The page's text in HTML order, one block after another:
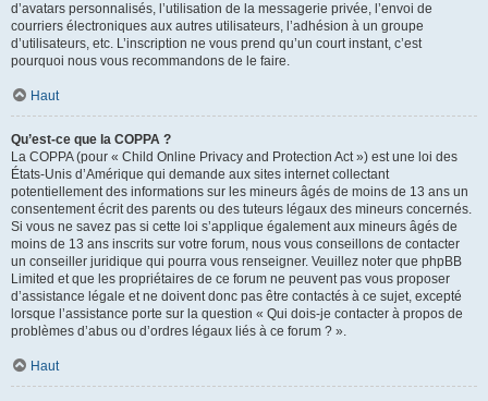
d’avatars personnalisés, l’utilisation de la messagerie privée, l’envoi de
courriers électroniques aux autres utilisateurs, l’adhésion à un groupe
d’utilisateurs, etc. L’inscription ne vous prend qu’un court instant, c’est
pourquoi nous vous recommandons de le faire.
Haut
Qu’est-ce que la COPPA ?
La COPPA (pour « Child Online Privacy and Protection Act ») est une loi des
États-Unis d’Amérique qui demande aux sites internet collectant
potentiellement des informations sur les mineurs âgés de moins de 13 ans un
consentement écrit des parents ou des tuteurs légaux des mineurs concernés.
Si vous ne savez pas si cette loi s’applique également aux mineurs âgés de
moins de 13 ans inscrits sur votre forum, nous vous conseillons de contacter
un conseiller juridique qui pourra vous renseigner. Veuillez noter que phpBB
Limited et que les propriétaires de ce forum ne peuvent pas vous proposer
d’assistance légale et ne doivent donc pas être contactés à ce sujet, excepté
lorsque l’assistance porte sur la question « Qui dois-je contacter à propos de
problèmes d’abus ou d’ordres légaux liés à ce forum ? ».
Haut